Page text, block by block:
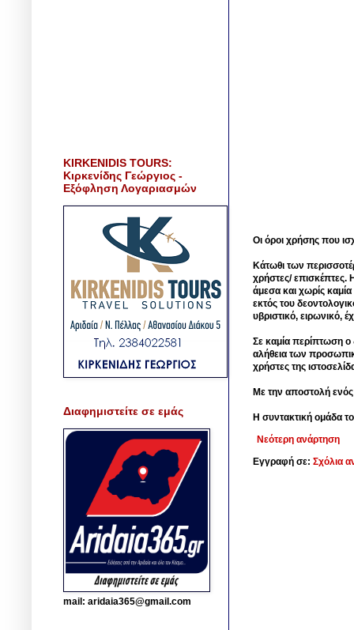
Οι όροι χρήσης που
Κάτωθι των
χρήστες/ επισκέπτες.
άμεσα και χωρίς
εκτός του
υβριστικό, ειρωνικό,
Σε καμία περίπτωση ο
αλήθεια των
χρήστες της
Με την αποστολή
Η συντακτική ομάδα
Νεότερη ανάρτηση
Εγγραφή σε: Σχόλια
KIRKENIDIS TOURS:
Κιρκενίδης Γεώργιος -
Εξόφληση Λογαριασμών
Διαφημιστείτε σε εμάς
mail: aridaia365@gmail.com